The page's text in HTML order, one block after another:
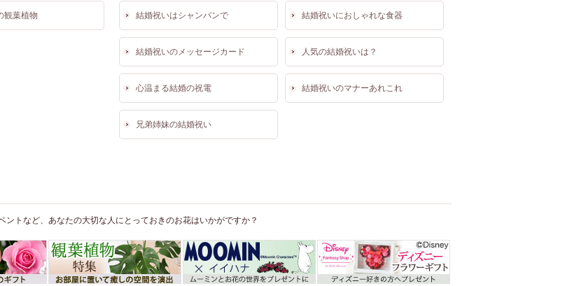
観葉植物 結婚祝いはシャンパンで 結婚祝いにおしゃれな食器
結婚祝いのメッセージカード 人気の結婚祝いは？
心温まる結婚の祝電 結婚祝いのマナーあれこれ
兄弟姉妹の結婚祝い
トなど、あなたの大切な人にとっておきのお花はいかがですか？